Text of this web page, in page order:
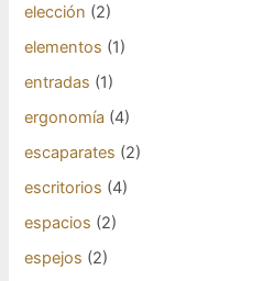
elección (2)
elementos (1)
entradas (1)
ergonomía (4)
escaparates (2)
escritorios (4)
espacios (2)
espejos (2)